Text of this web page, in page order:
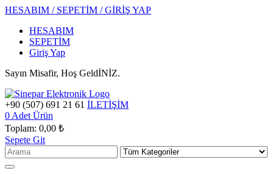
HESABIM / SEPETİM / GİRİŞ YAP
HESABIM
SEPETİM
Giriş Yap
Sayın Misafir, Hoş GeldİNİZ.
+90 (507) 691 21 61 İLETİŞİM
0 Adet Ürün
Toplam: 0,00 ₺
Sepete Git